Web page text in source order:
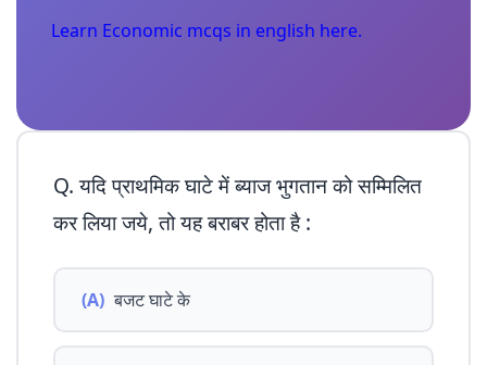
Learn Economic mcqs in english here.
Q. यदि प्राथमिक घाटे में ब्याज भुगतान को सम्मिलित
कर लिया जये, तो यह बराबर होता है :
(A) बजट घाटे के